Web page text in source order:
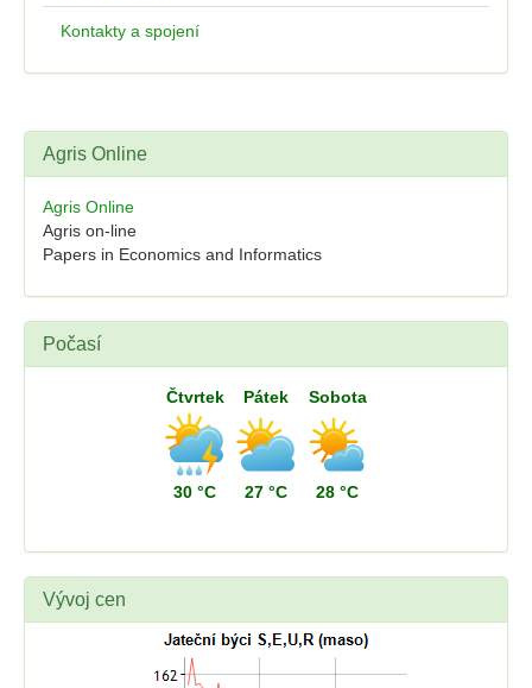
Kontakty a spojení
Agris Online
Agris Online
Agris on-line
Papers in Economics and Informatics
Počasí
Čtvrtek
30 °C
Pátek
27 °C
Sobota
28 °C
Vývoj cen